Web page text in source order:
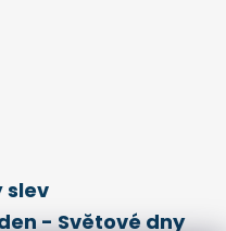
slev
- Světové dny